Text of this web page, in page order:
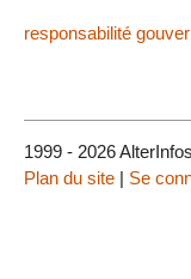
responsabilité
1999 - 2026
Plan du site | Se